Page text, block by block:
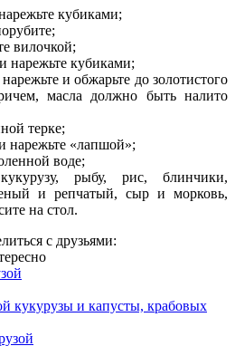
кубиками;
вилочкой;
нарежьте кубиками;
и обжарьте до золотистого
масла должно быть налито
терке;
нарежьте «лапшой»;
воде;
рыбу, рис, блинчики,
и репчатый, сыр и морковь,
на стол.
с друзьями:
кукурузы и капусты, крабовых